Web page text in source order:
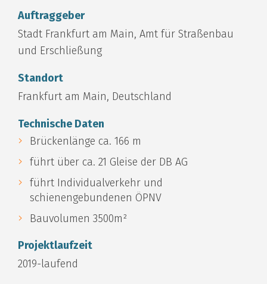
Auftraggeber
Stadt Frankfurt am Main, Amt für Straßenbau
und Erschließung
Standort
Frankfurt am Main, Deutschland
Technische Daten
Brückenlänge ca. 166 m
führt über ca. 21 Gleise der DB AG
führt Individualverkehr und
schienengebundenen ÖPNV
Bauvolumen 3500m²
Projektlaufzeit
2019-laufend